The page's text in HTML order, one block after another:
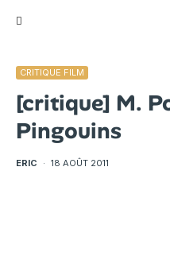
CRITIQUE FILM
[critique] M.
Pingouins
ERIC · 18 AOÛT 2011